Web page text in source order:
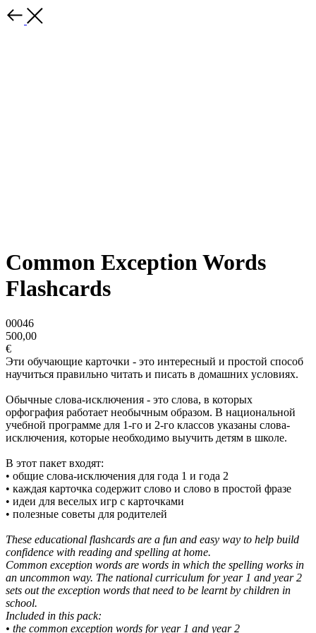
Common Exception Words
Flashcards
00046
500,00
€
Эти обучающие карточки - это интересный и простой способ
научиться правильно читать и писать в домашних условиях.
Обычные слова-исключения - это слова, в которых
орфография работает необычным образом. В национальной
учебной программе для 1-го и 2-го классов указаны слова-
исключения, которые необходимо выучить детям в школе.
В этот пакет входят:
• общие слова-исключения для года 1 и года 2
• каждая карточка содержит слово и слово в простой фразе
• идеи для веселых игр с карточками
• полезные советы для родителей
These educational flashcards are a fun and easy way to help build
confidence with reading and spelling at home.
Common exception words are words in which the spelling works in
an uncommon way. The national curriculum for year 1 and year 2
sets out the exception words that need to be learnt by children in
school.
Included in this pack:
• the common exception words for year 1 and year 2